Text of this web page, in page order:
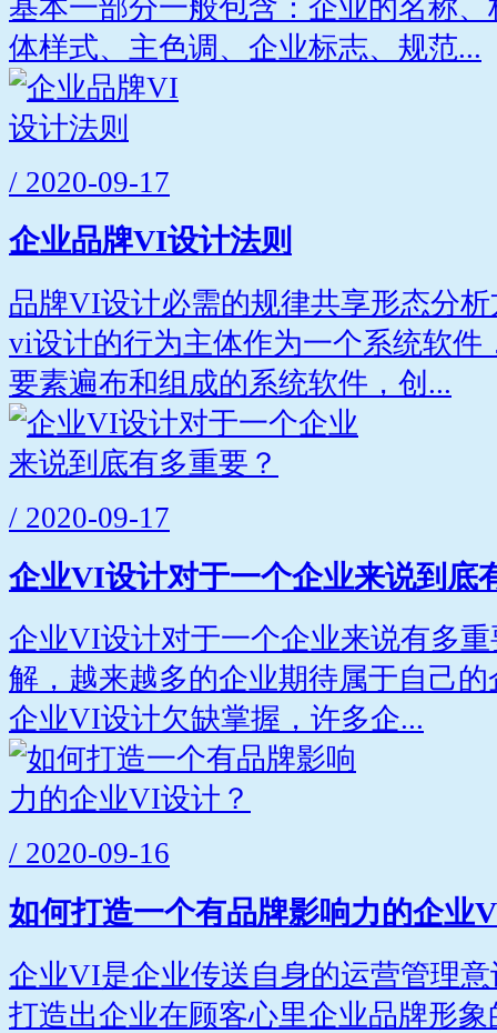
基本一部分一般包含：企业的名称
体样式、主色调、企业标志、规范...
/ 2020-09-17
企业品牌VI设计法则
品牌VI设计必需的规律共享形态分
vi设计的行为主体作为一个系统软件
要素遍布和组成的系统软件，创...
/ 2020-09-17
企业VI设计对于一个企业来说到底
企业VI设计对于一个企业来说有多
解，越来越多的企业期待属于自己
企业VI设计欠缺掌握，许多企...
/ 2020-09-16
如何打造一个有品牌影响力的企业
企业VI是企业传送自身的运营管理
打造出企业在顾客心里企业品牌形